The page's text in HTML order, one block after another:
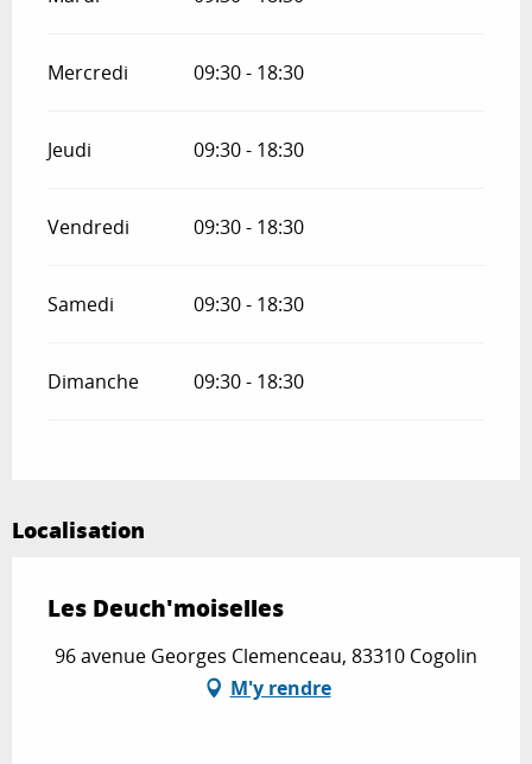
Mercredi 09:30 - 18:30
Jeudi 09:30 - 18:30
Vendredi 09:30 - 18:30
Samedi 09:30 - 18:30
Dimanche 09:30 - 18:30
Localisation
Les Deuch'moiselles
96 avenue Georges Clemenceau, 83310 Cogolin
M'y rendre